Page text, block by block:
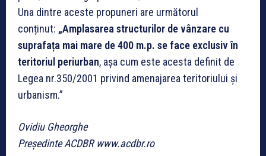
Una dintre aceste propuneri are următorul
conținut: „Amplasarea structurilor de vânzare cu
suprafața mai mare de 400 m.p. se face exclusiv în
teritoriul periurban, așa cum este acesta definit de
Legea nr.350/2001 privind amenajarea teritoriului și
urbanism.”
Ovidiu Gheorghe
Președinte ACDBR www.acdbr.ro